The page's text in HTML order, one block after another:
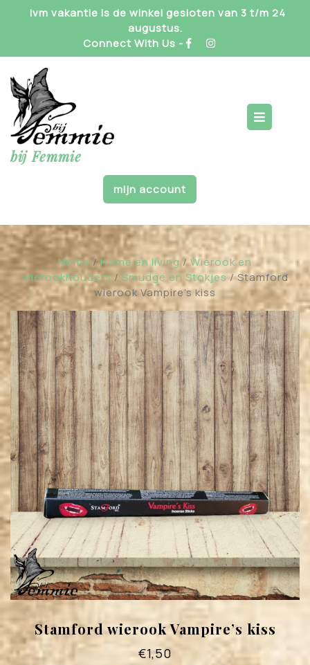
Ivm vakantie is de winkel gesloten van 3 t/m 24
augustus.
Connect With Us -
bij Femmie
mijn account
Home /Home en living /Wierook en
wierookhouders / Smudge en Stokjes / Stamford
wierook Vampire’s kiss
Stamford wierook Vampire’s kiss
€1,50